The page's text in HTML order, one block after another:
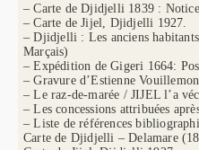
– Carte de Djidjelli 1839 : Notice
– Carte de Jijel, Djidjelli 1927.
– Djidjelli : Les anciens
Marçais)
– Expédition de Gigeri 1664:
– Gravure d’Estienne
– Le raz-de-marée / JIJEL l’a
– Les concessions attribuées
– Liste de références
Carte de Djidjelli – Delamare